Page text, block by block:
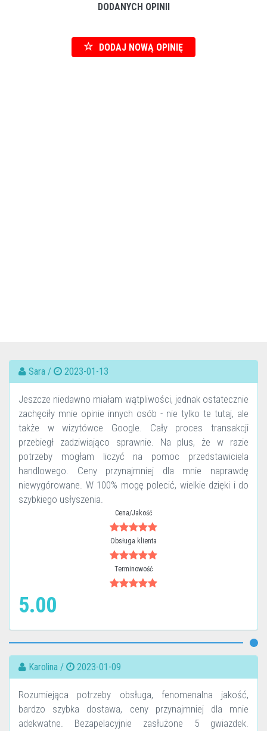
DODANYCH OPINII
DODAJ NOWĄ OPINIĘ
Sara / 2023-01-13
Jeszcze niedawno miałam wątpliwości, jednak ostatecznie
zachęciły mnie opinie innych osób - nie tylko te tutaj, ale
także w wizytówce Google. Cały proces transakcji
przebiegł zadziwiająco sprawnie. Na plus, że w razie
potrzeby mogłam liczyć na pomoc przedstawiciela
handlowego. Ceny przynajmniej dla mnie naprawdę
niewygórowane. W 100% mogę polecić, wielkie dzięki i do
szybkiego usłyszenia.
Cena/Jakość
Obsługa klienta
Terminowość
5.00
Karolina / 2023-01-09
Rozumiejąca potrzeby obsługa, fenomenalna jakość,
bardzo szybka dostawa, ceny przynajmniej dla mnie
adekwatne. Bezapelacyjnie zasłużone 5 gwiazdek.